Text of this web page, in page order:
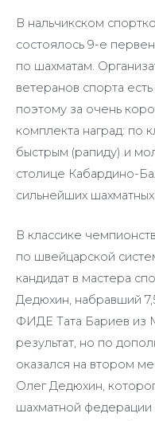
В нальчикском
состоялось 9-е
по шахматам.
ветеранов спорта
поэтому за очень
комплекта наград: по
быстрым (рапиду) и
столице Кабардино-
сильнейших
В классике
по швейцарской
кандидат в мастера
Дедюхин, набравший
ФИДЕ Тата Бариев из
результат, но по
оказался на втором
Олег Дедюхин,
шахматной федерации